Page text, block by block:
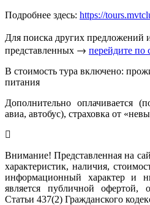
Подробнее здесь: https://
Для поиска других предложений
представленных → перейдите по
В стоимость тура включено:
питания
Дополнительно оплачивается
авиа, автобус), страховка от
Внимание! Представленная на
характеристик, наличия,
информационный характер и
является публичной офертой,
Статьи 437(2) Гражданского